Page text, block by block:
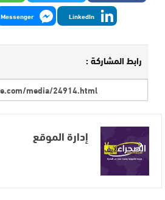
LinkedIn
Messenger
رابط المشاركة :
إدارة الموقع